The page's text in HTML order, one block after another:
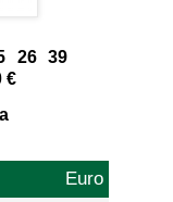
26 39
€
Euro